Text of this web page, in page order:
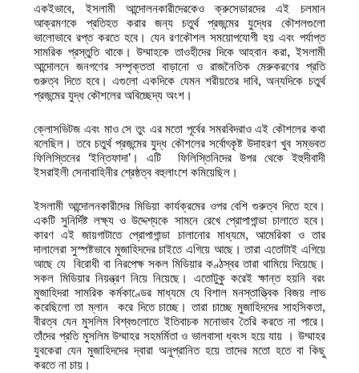
একইভাবে, ইসলামী আন্দোলনকারীদেরকেও ক্রুসেডারদের এই চলমান
আক্রমণকে প্রতিহত করার জন্য চতুর্থ প্রজন্মের যুদ্ধের কৌশলগুলো
ভালোভাবে রপ্ত করতে হবে। যেন রণকৌশল সময়োপযোগী হয় এবং পর্যাপ্ত
সামরিক প্রস্তুতি থাকে। উম্মাহকে তাওহীদের দিকে আহবান করা, ইসলামী
আন্দোলনে জনগণের সম্পৃক্ততা বাড়ানো ও রাজনৈতিক মেরুকরণের প্রতি
গুরুত্ব দিতে হবে। এগুলো একদিকে যেমন শরীয়তের দাবি, অন্যদিকে চতুর্থ
প্রজন্মের যুদ্ধ কৌশলের অবিচ্ছেদ্য অংশ।
ক্লোসভিটজ এবং মাও সে তুং এর মতো পূর্বের সমরবিদরাও এই কৌশলের কথা
বলেছিল। তবে চতুর্থ প্রজন্মের যুদ্ধ কৌশলের সর্বোৎকৃষ্ট উদাহরণ খুব সম্ভবত
ফিলিস্তিনের ‘ইন্তিফাদা’। এটি ফিলিস্তিনিদের উপর থেকে ইহুদীবাদী
ইসরাইলী সেনাবাহিনীর শ্রেষ্ঠত্ব বহুলাংশে কমিয়েছিল।
ইসলামী আন্দোলনকারীদের মিডিয়া কার্যক্রমের ওপর বেশি গুরুত্ব দিতে হবে।
একটি সুনির্দিষ্ট লক্ষ্য ও উদ্দেশ্যকে সামনে রেখে প্রোপাগান্ডা চালাতে হবে।
কারণ এই জায়গাটাতে প্রোপাগান্ডা চালানোর মাধ্যমে, আমেরিকা ও তার
দালালেরা সুস্পষ্টভাবে মুজাহিদদের চাইতে এগিয়ে আছে। তারা এতোটাই এগিয়ে
আছে যে বিরোধী বা নিরপেক্ষ সকল মিডিয়ার কণ্ঠস্বর তারা থামিয়ে দিয়েছে।
সকল মিডিয়ার নিয়ন্ত্রণ নিয়ে নিয়েছে। এতোটুকু করেই ক্ষান্ত হয়নি বরং
মুজাহিদরা সামরিক কর্মকাণ্ডের মাধ্যমে যে বিশাল মনস্তাত্ত্বিক বিজয় লাভ
করেছিলো তা ম্লান করে দিতে চাচ্ছে। তারা চাচ্ছে মুজাহিদদের সাহসিকতা,
বীরত্ব যেন মুসলিম বিশ্বগুলোতে ইতিবাচক মনোভাব তৈরি করতে না পারে।
তাঁদের প্রতি মুসলিম উম্মাহর সহমর্মিতা ও ভালবাসা ধ্বংস হয়ে যায় । উম্মাহর
যুবকেরা যেন মুজাহিদদের দ্বারা অনুপ্রানিত হয়ে তাদের মতো হতে বা কিছু
করতে না চায়।